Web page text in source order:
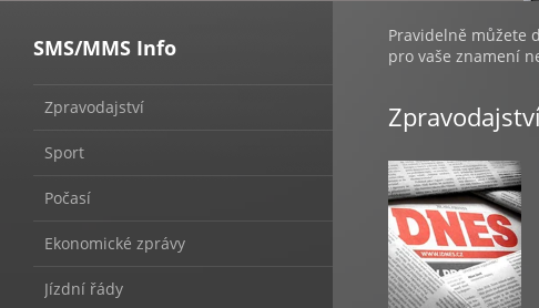
SMS/MMS Info
Zpravodajství
Sport
Počasí
Ekonomické zprávy
Jízdní řády
SMS/
Info
Pravidelně můžete
pro vaše znamení